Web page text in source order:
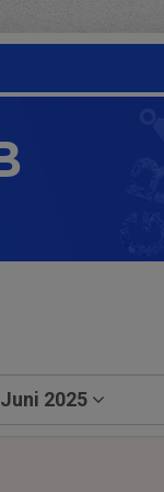
Juni 2025